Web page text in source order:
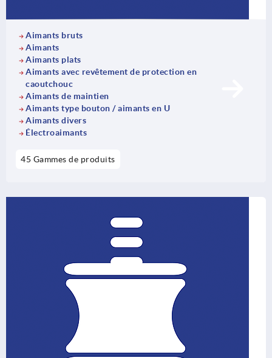
Aimants bruts
Aimants
Aimants plats
Aimants avec revêtement de protection en
caoutchouc
Aimants de maintien
Aimants type bouton / aimants en U
Aimants divers
Électroaimants
45 Gammes de produits